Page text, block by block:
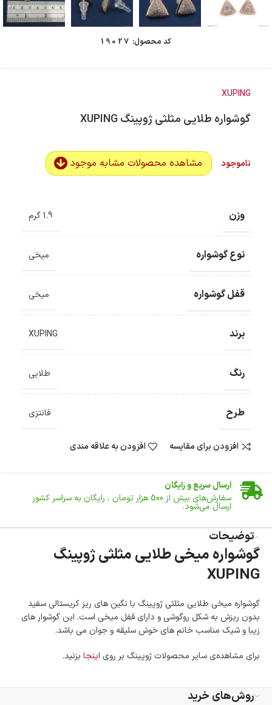
کد محصول: 19027
XUPING
گوشواره طلایی مثلثی ژوپینگ XUPING
ناموجود مشاهده محصولات مشابه موجود
وزن 1.9 گرم
نوع گوشواره میخی
قفل گوشواره میخی
برند XUPING
رنگ طلایی
طرح فانتزی
افزودن برای مقایسه افزودن به علاقه مندی
ضمانت اصالت کالا
ارسال سریع و رایگان
سفارش‌های بیش از 500 هزار تومان ، رایگان به سراسر کشور
ارسال می‌شود.
تا 14 روز پس از تحویل کالا می‌توانید آن را برگشت دهید.
امکان پرداخت در محل
در هنگام خرید محصول، امکان انتخاب پرداخت در محل
وجود دارد.
خرید اقساطی با شرایط آسان و بدون ضامن امکان‌پذیر
است.
ضمانت اصالت کالا
توضیحات
گوشواره میخی طلایی مثلثی ژوپینگ
XUPING
گوشواره میخی طلایی مثلثی ژوپینگ با نگین های ریز کریستالی سفید
بدون ریزش به شکل روگوشی و دارای قفل میخی است. این گوشوار های
زیبا و شیک مناسب خانم های خوش سلیقه و جوان می باشد.
برای مشاهده‌ی سایر محصولات ژوپینگ بر روی اینجا بزنید.
روش‌های خرید